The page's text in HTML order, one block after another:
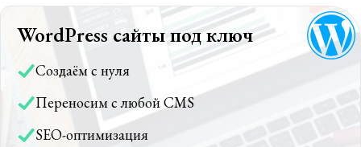
WordPress сайты под ключ
Создаём с нуля
Переносим с любой CMS
SEO-оптимизация